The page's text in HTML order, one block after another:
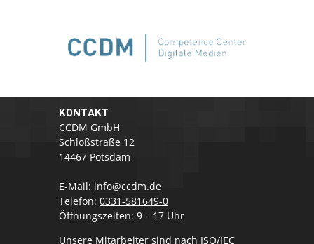
KONTAKT
CCDM GmbH
Schloßstraße 12
14467 Potsdam
E-Mail: info@ccdm.de
Telefon: 0331-581649-0
Öffnungszeiten: 9 – 17 Uhr
Unsere Mitarbeiter sind nach ISO/IEC